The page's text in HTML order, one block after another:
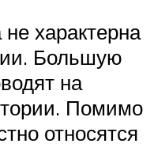
характерна
Большую
на
Помимо
относятся